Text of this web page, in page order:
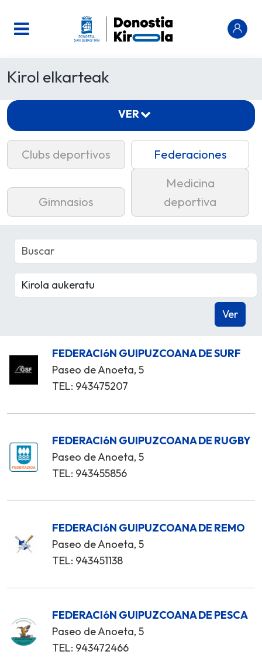
Kirol elkarteak
Clubs deportivos Federaciones
Gimnasios
Medicina
deportiva
FEDERACIóN GUIPUZCOANA DE SURF
Paseo de Anoeta, 5
TEL: 943475207
FEDERACIóN GUIPUZCOANA DE RUGBY
Paseo de Anoeta, 5
TEL: 943455856
FEDERACIóN GUIPUZCOANA DE REMO
Paseo de Anoeta, 5
TEL: 943451138
FEDERACIóN GUIPUZCOANA DE PESCA
Paseo de Anoeta, 5
TEL: 943472466
VER